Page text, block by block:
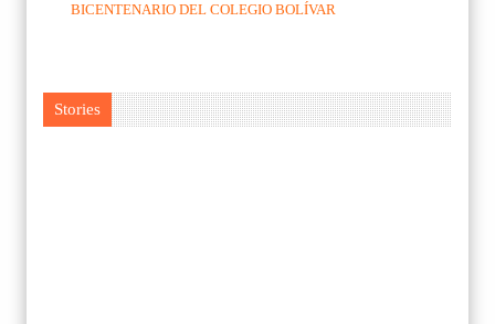
BICENTENARIO DEL COLEGIO BOLÍVAR
Stories